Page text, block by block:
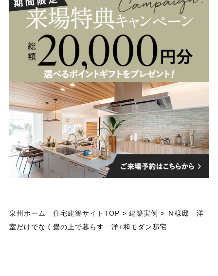
泉州ホーム 住宅建築サイトTOP >建築実例 > Ｎ様邸 洋
室だけでなく畳の上で暮らす 洋+和モダン邸宅